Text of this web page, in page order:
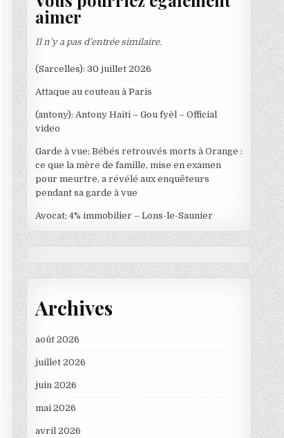
aimer
Il n’y a pas d’entrée similaire.
(Sarcelles): 30 juillet 2026
Attaque au couteau à Paris
(antony): Antony Haiti – Gou fyèl – Official
video
Garde à vue; Bébés retrouvés morts à Orange :
ce que la mère de famille, mise en examen
pour meurtre, a révélé aux enquêteurs
pendant sa garde à vue
Avocat; 4% immobilier – Lons-le-Saunier
Archives
août 2026
juillet 2026
juin 2026
mai 2026
avril 2026